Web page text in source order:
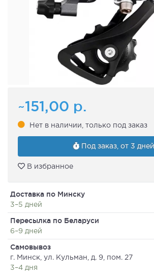
~151,00 р.
Нет в наличии, только под заказ
Под заказ, от 3 дней
В избранное
Доставка по Минску
3–5 дней
Пересылка по Беларуси
6–9 дней
Самовывоз
г. Минск, ул. Кульман, д. 9, пом. 27
3–4 дня